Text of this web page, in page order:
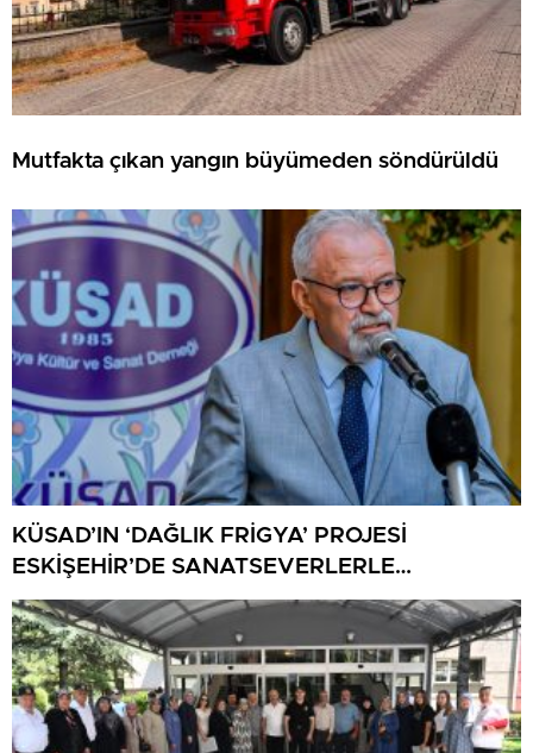
Mutfakta çıkan yangın büyümeden söndürüldü
KÜSAD’IN ‘DAĞLIK FRİGYA’ PROJESİ
ESKİŞEHİR’DE SANATSEVERLERLE
BULUŞUYOR